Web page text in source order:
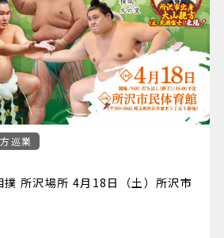
巡業
所沢場所 4月18日（土）所沢市